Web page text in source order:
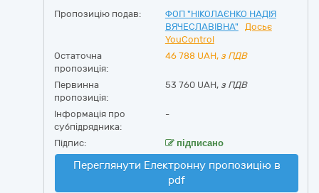
Пропозицію подав:
ФОП "НІКОЛАЄНКО НАДІЯ
ВЯЧЕСЛАВІВНА"
Досьє
YouControl
Остаточна
пропозиція:
46 788 UAH, з ПДВ
Первинна
пропозиція:
53 760 UAH, з ПДВ
Інформація про
субпідрядника:
-
Підпис: підписано
Переглянути Електронну пропозицію в
pdf